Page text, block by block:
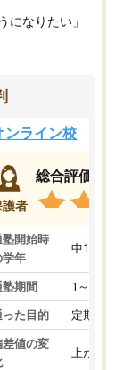
になりたい」
ンライン校
護者
総合評価
塾開始時
学年
中1
塾期間 1～3ヵ月
った目的 定期テス
差値の変
上がった